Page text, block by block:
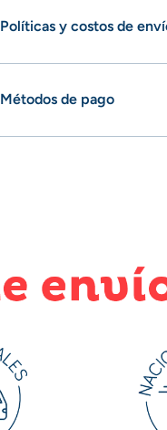
Políticas y costos de
Métodos de pago